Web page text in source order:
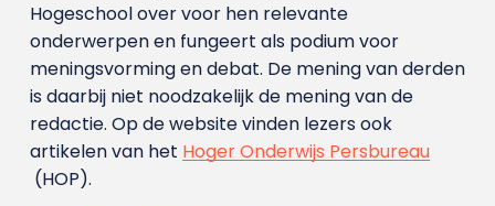
Hogeschool over voor hen relevante
onderwerpen en fungeert als podium voor
meningsvorming en debat. De mening van derden
is daarbij niet noodzakelijk de mening van de
redactie. Op de website vinden lezers ook
artikelen van het Hoger Onderwijs Persbureau
(HOP).